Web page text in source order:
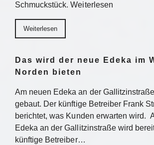
Schmuckstück. Weiterlesen
Weiterlesen
Das wird der neue Edeka im
Norden bieten
Am neuen Edeka an der
gebaut. Der künftige Betreiber Frank
berichtet, was Kunden erwarten wird.
Edeka an der Gallitzinstraße wird
künftige Betreiber…